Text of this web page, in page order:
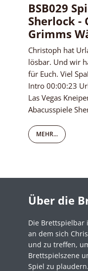
BSB029
Sherlock -
Grimms
Christoph hat
lösbar. Und wir
für Euch. Viel
Intro 00:00:23
Las Vegas
Abacusspiele
MEHR...
Über die
Die Brettspielbar
an dem sich
und zu treffen,
Brettspielszene
Spiel zu